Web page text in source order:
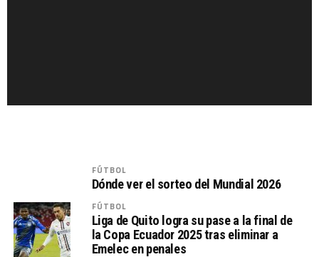
FÚTBOL
Dónde ver el sorteo del Mundial 2026
FÚTBOL
Liga de Quito logra su pase a la final de
la Copa Ecuador 2025 tras eliminar a
Emelec en penales